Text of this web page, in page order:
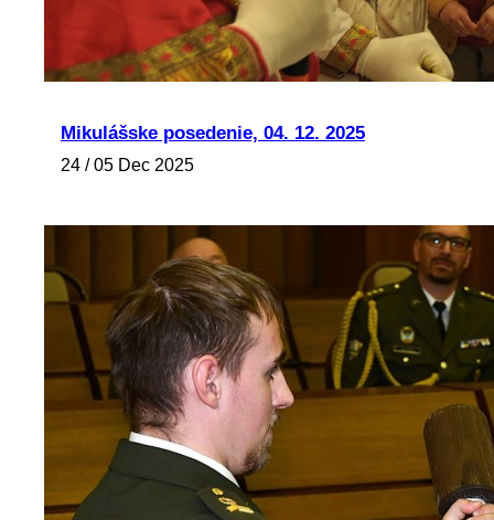
Mikulášske posedenie, 04. 12. 2025
24 / 05 Dec 2025